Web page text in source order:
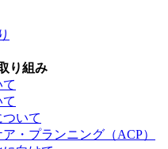
り組み
いて
・プランニング（ACP）